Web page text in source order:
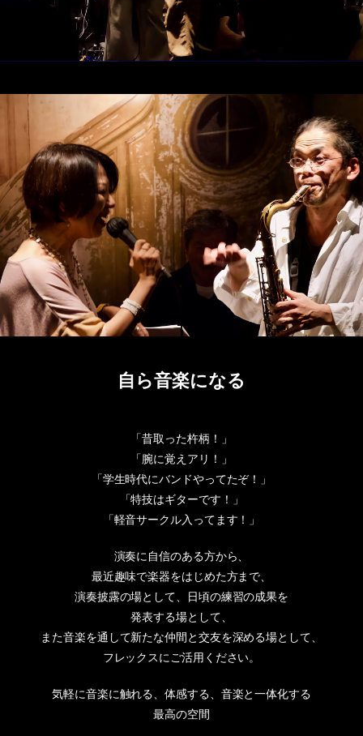
自ら音楽になる
「昔取った杵柄！」
「腕に覚えアリ！」
「学生時代にバンドやってたぞ！」
「特技はギターです！」
「軽音サークル入ってます！」
演奏に自信のある方から、
最近趣味で楽器をはじめた方まで、
演奏披露の場として、日頃の練習の成果を
発表する場として、
また音楽を通して新たな仲間と交友を深める場として、
フレックスにご活用ください。
気軽に音楽に触れる、体感する、音楽と一体化する
最高の空間